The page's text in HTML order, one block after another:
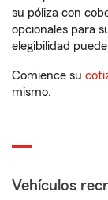
su póliza con
opcionales para
elegibilidad
Comience su
mismo.
Vehículos